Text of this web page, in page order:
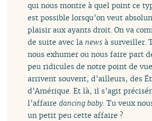
qui nous montre à quel point ce
est possible lorsqu’on veut
plaisir aux ayants droit. On va
de suite avec la news à surveiller.
nous exhumer ou nous faire part
peu ridicules de notre point de
arrivent souvent, d’ailleurs, des
d’Amérique. Et là, il s’agit
l’affairedancing baby. Tu veux
un petit peu cette affaire ?